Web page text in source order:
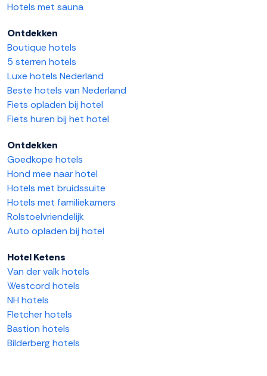
Hotels met sauna
Ontdekken
Boutique hotels
5 sterren hotels
Luxe hotels Nederland
Beste hotels van Nederland
Fiets opladen bij hotel
Fiets huren bij het hotel
Ontdekken
Goedkope hotels
Hond mee naar hotel
Hotels met bruidssuite
Hotels met familiekamers
Rolstoelvriendelijk
Auto opladen bij hotel
Hotel Ketens
Van der valk hotels
Westcord hotels
NH hotels
Fletcher hotels
Bastion hotels
Bilderberg hotels